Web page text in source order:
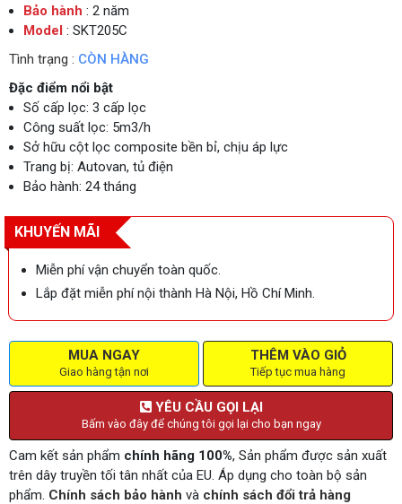
Bảo hành : 2 năm
Model : SKT205C
Tình trạng : CÒN HÀNG
Đặc điểm nổi bật
Số cấp lọc: 3 cấp lọc
Công suất lọc: 5m3/h
Sở hữu cột lọc composite bền bỉ, chịu áp lực
Trang bị: Autovan, tủ điện
Bảo hành: 24 tháng
KHUYẾN MÃI
Miễn phí vận chuyển toàn quốc.
Lắp đặt miễn phí nội thành Hà Nội, Hồ Chí Minh.
MUA NGAY
Giao hàng tận nơi
THÊM VÀO GIỎ
Tiếp tục mua hàng
YÊU CẦU GỌI LẠI
Bấm vào đây để chúng tôi gọi lại cho bạn ngay
Cam kết sản phẩm chính hãng 100%, Sản phẩm được sản xuất
trên dây truyền tối tân nhất của EU. Áp dụng cho toàn bộ sản
phẩm. Chính sách bảo hành và chính sách đổi trả hàng